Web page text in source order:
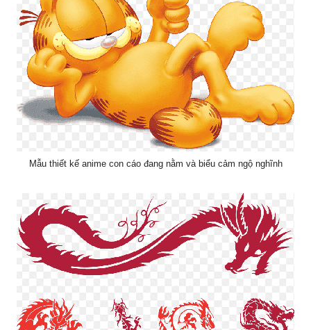
Mẫu thiết kế anime con cáo đang nằm và biểu cảm ngộ nghĩnh